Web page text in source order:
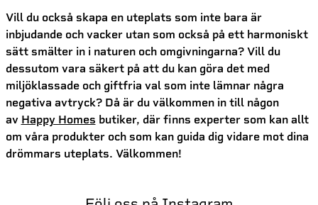
Vill du också skapa en uteplats som inte bara är
inbjudande och vacker utan som också på ett harmoniskt
sätt smälter in i naturen och omgivningarna? Vill du
dessutom vara säkert på att du kan göra det med
miljöklassade och giftfria val som inte lämnar några
negativa avtryck? Då är du välkommen in till någon
av Happy Homes butiker, där finns experter som kan allt
om våra produkter och som kan guida dig vidare mot dina
drömmars uteplats. Välkommen!